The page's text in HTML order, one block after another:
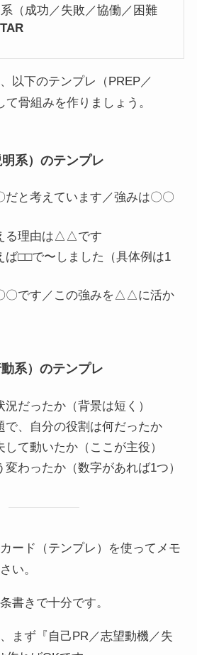
（成功／失敗／協働／困難
以下のテンプレ（PREP／
て骨組みを作りましょう。
系）のテンプレ
だと考えています／強みは〇〇
る理由は△△です
ば□□で〜しました（具体例は1
〇です／この強みを△△に活か
系）のテンプレ
だったか（背景は短く）
で、自分の役割は何だったか
て動いたか（ここが主役）
わったか（数字があれば1つ）
ード（テンプレ）を使ってメモ
い。
書きで十分です。
まず『自己PR／志望動機／失